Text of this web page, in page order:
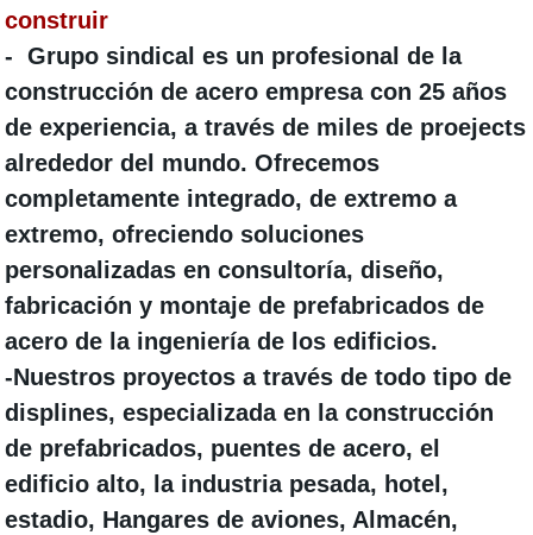
construir
- Grupo sindical es un profesional de la
construcción de acero empresa con 25 años
de experiencia, a través de miles de proejects
alrededor del mundo. Ofrecemos
completamente integrado, de extremo a
extremo, ofreciendo soluciones
personalizadas en consultoría, diseño,
fabricación y montaje de prefabricados de
acero de la ingeniería de los edificios.
-Nuestros proyectos a través de todo tipo de
displines, especializada en la construcción
de prefabricados, puentes de acero, el
edificio alto, la industria pesada, hotel,
estadio, Hangares de aviones, Almacén,